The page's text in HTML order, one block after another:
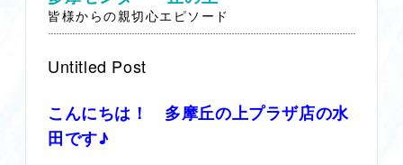
皆様からの親切心エピソード
Untitled Post
こんにちは！ 多摩丘の上プラザ店の水
田です♪